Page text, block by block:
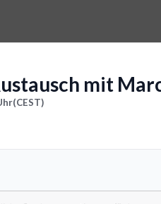
mit
(CEST)